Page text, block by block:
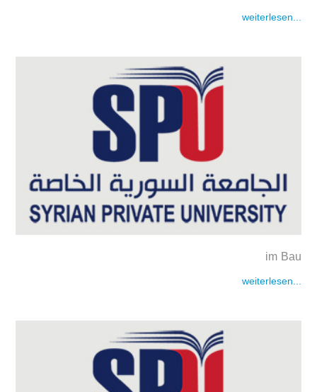
weiterlesen...
im Bau
weiterlesen...